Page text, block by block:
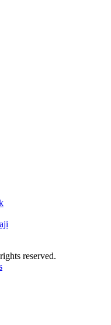
reserved.